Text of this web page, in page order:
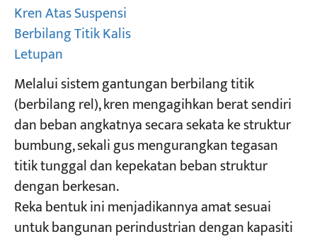
Kren Atas Suspensi
Berbilang Titik Kalis
Letupan
Melalui sistem gantungan berbilang titik
(berbilang rel), kren mengagihkan berat sendiri
dan beban angkatnya secara sekata ke struktur
bumbung, sekali gus mengurangkan tegasan
titik tunggal dan kepekatan beban struktur
dengan berkesan.
Reka bentuk ini menjadikannya amat sesuai
untuk bangunan perindustrian dengan kapasiti